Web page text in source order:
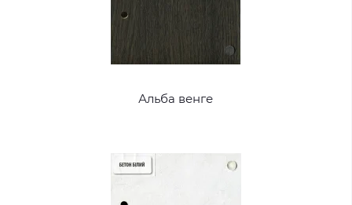
Альба венге